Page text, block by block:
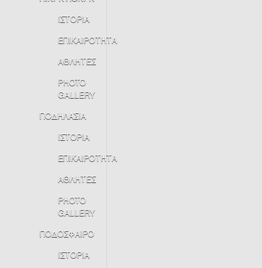
ΙΣΤΟΡΙΑ
ΕΠΙΚΑΙΡΟΤΗΤΑ
ΑΘΛΗΤΕΣ
PHOTO
GALLERY
ΠΟΔΗΛΑΣΙΑ
ΙΣΤΟΡΙΑ
ΕΠΙΚΑΙΡΟΤΗΤΑ
ΑΘΛΗΤΕΣ
PHOTO
GALLERY
ΠΟΔΟΣΦΑΙΡΟ
ΙΣΤΟΡΙΑ